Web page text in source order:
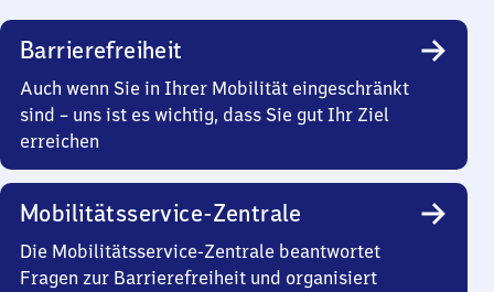
Barrierefreiheit
Auch wenn Sie in Ihrer Mobilität eingeschränkt
sind – uns ist es wichtig, dass Sie gut Ihr Ziel
erreichen
Mobilitätsservice-Zentrale
Die Mobilitätsservice-Zentrale beantwortet
Fragen zur Barrierefreiheit und organisiert